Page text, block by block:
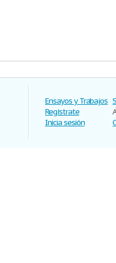
Ensayos y Trabajos
Regístrate
Inicia sesión